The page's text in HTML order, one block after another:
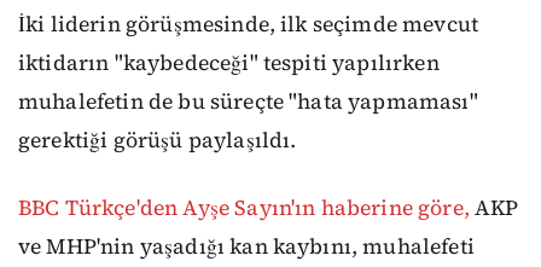
İki liderin görüşmesinde, ilk seçimde mevcut
iktidarın "kaybedeceği" tespiti yapılırken
muhalefetin de bu süreçte "hata yapmaması"
gerektiği görüşü paylaşıldı.
BBC Türkçe'den Ayşe Sayın'ın haberine göre, AKP
ve MHP'nin yaşadığı kan kaybını, muhalefeti